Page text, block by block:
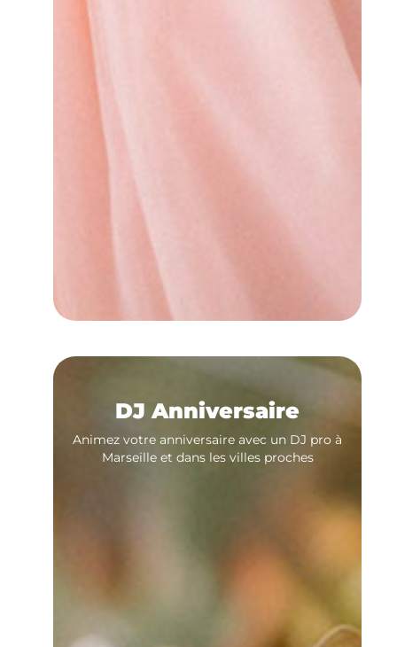
DJ Anniversaire
Animez votre anniversaire avec un DJ pro à
Marseille et dans les villes proches